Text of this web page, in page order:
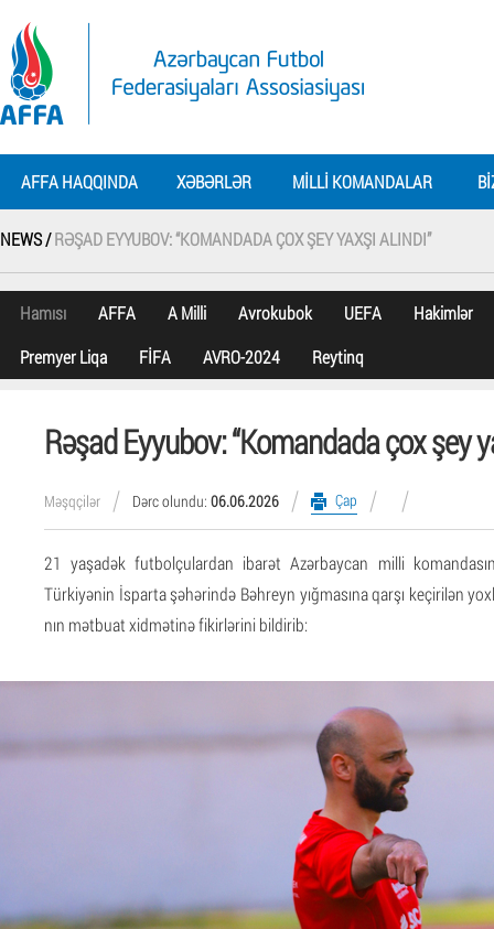
AFFA HAQQINDA XƏBƏRLƏR MILLI KOMANDALAR
NEWS /RƏŞAD EYYUBOV: “KOMANDADA ÇOX ŞEY YAXŞI ALINDI”
Hamısı AFFA A Milli Avrokubok UEFA
Hakimlər
Premyer Liqa
FİFA AVRO-2024 Reytinq
Rəşad Eyyubov: “Komandada çox şey
Məşqçilər Dərc olundu: 06.06.2026 Çap
21 yaşadək futbolçulardan ibarət Azərbaycan milli
Türkiyənin İsparta şəhərində Bəhreyn yığmasına qarşı keçirilən
nın mətbuat xidmətinə fikirlərini bildirib: